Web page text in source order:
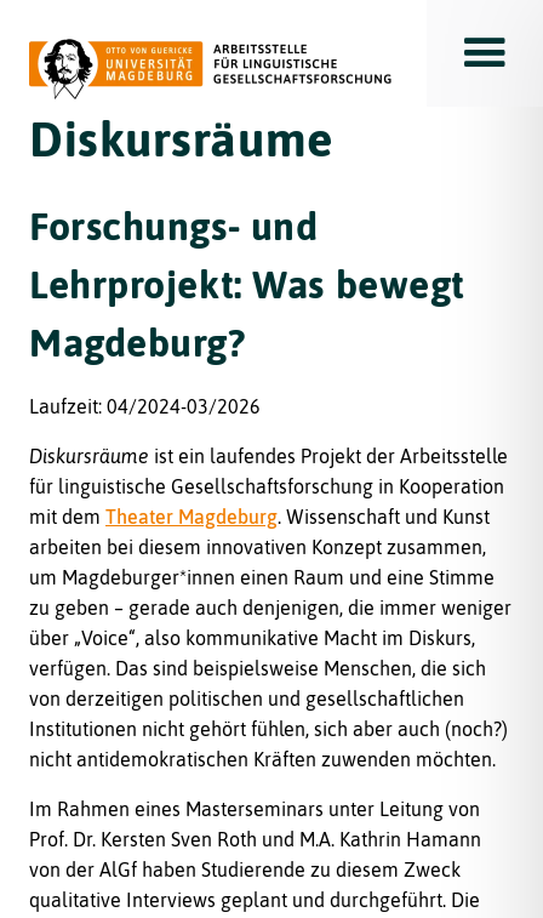
Diskursräume
Forschungs- und
Lehrprojekt: Was bewegt
Magdeburg?
Laufzeit: 04/2024-03/2026
Diskursräume ist ein laufendes Projekt der Arbeitsstelle
für linguistische Gesellschaftsforschung in Kooperation
mit dem Theater Magdeburg. Wissenschaft und Kunst
arbeiten bei diesem innovativen Konzept zusammen,
um Magdeburger*innen einen Raum und eine Stimme
zu geben – gerade auch denjenigen, die immer weniger
über „Voice“, also kommunikative Macht im Diskurs,
verfügen. Das sind beispielsweise Menschen, die sich
von derzeitigen politischen und gesellschaftlichen
Institutionen nicht gehört fühlen, sich aber auch (noch?)
nicht antidemokratischen Kräften zuwenden möchten.
Im Rahmen eines Masterseminars unter Leitung von
Prof. Dr. Kersten Sven Roth und M.A. Kathrin Hamann
von der AlGf haben Studierende zu diesem Zweck
qualitative Interviews geplant und durchgeführt. Die